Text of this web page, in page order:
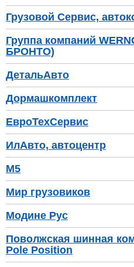
Грузовой Cервис,
Группа компаний
БРОНТО)
ДетальАвто
Дормашкомплект
ЕвроТехСервис
ИлАвто, автоцентр
М5
Мир грузовиков
Модине Рус
Поволжская шинная
Pole Position